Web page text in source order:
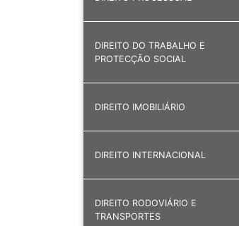
DIREITO DO TRABALHO E
PROTECÇÃO SOCIAL
DIREITO IMOBILIÁRIO
DIREITO INTERNACIONAL
DIREITO RODOVIÁRIO E
TRANSPORTES